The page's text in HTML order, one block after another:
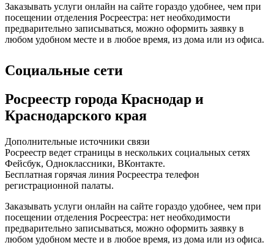
Заказывать услуги онлайн на сайте гораздо удобнее, чем при
посещении отделения Росреестра: нет необходимости
предварительно записываться, можно оформить заявку в
любом удобном месте и в любое время, из дома или из офиса.
Социальные сети
Росреестр города Краснодар и
Краснодарского края
Дополнительные источники связи
Росреестр ведет страницы в нескольких социальных сетях
Фейсбук, Одноклассники, ВКонтакте.
Бесплатная горячая линия Росреестра телефон
регистрационной палаты.
Заказывать услуги онлайн на сайте гораздо удобнее, чем при
посещении отделения Росреестра: нет необходимости
предварительно записываться, можно оформить заявку в
любом удобном месте и в любое время, из дома или из офиса.